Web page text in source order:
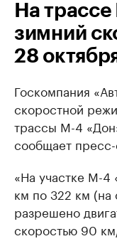
На
зимний
28
Госкомпания
скоростной
трассы М-4
сообщает
«На участке М-4
км по 322 км (на
разрешено
скоростью 90